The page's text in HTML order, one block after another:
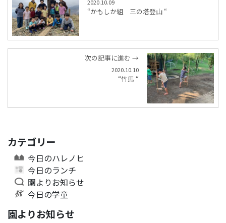
2020.10.09
“かもしか組 三の塔登山 “
次の記事に進む →
2020.10.10
“竹馬 “
カテゴリー
今日のハレノヒ
今日のランチ
園よりお知らせ
今日の学童
園よりお知らせ